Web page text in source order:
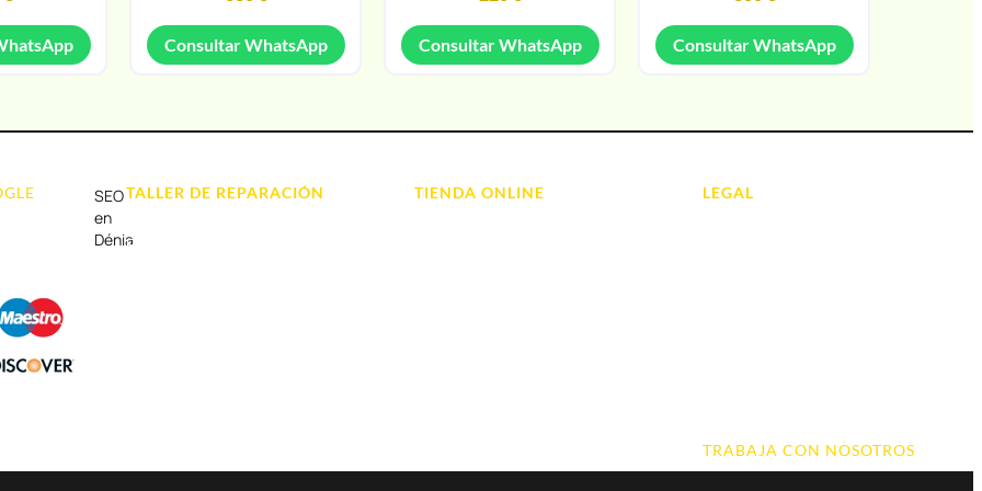
Consultar WhatsApp Consultar WhatsApp Consultar WhatsApp
SEO
en
Dénia
TALLER DE REPARACIÓN
Reparación de Tablets
TIENDA ONLINE LEGAL
TRABAJA CON NOSOTROS